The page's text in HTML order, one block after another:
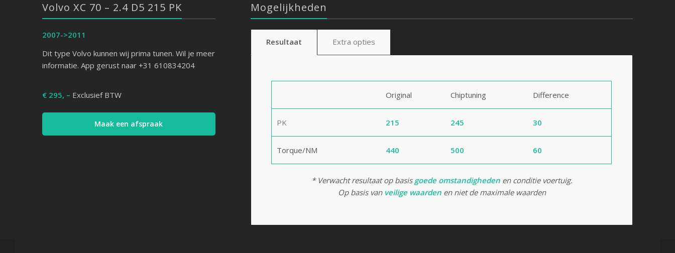
Volvo XC 70 – 2.4 D5 215 PK
2007->2011
Dit type Volvo kunnen wij prima tunen. Wil je meer
informatie. App gerust naar +31 610834204
€ 295, – Exclusief BTW
Maak een afspraak
Mogelijkheden
Resultaat Extra opties
Original Chiptuning Difference
PK 215 245 30
Torque/NM 440 500 60
* Verwacht resultaat op basis goede omstandighedenen conditie voertuig.
Op basis van veilige waardenen niet de maximale waarden